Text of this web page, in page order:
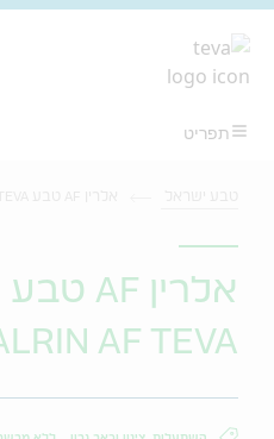
אלרין AF טבע
AF TEVA